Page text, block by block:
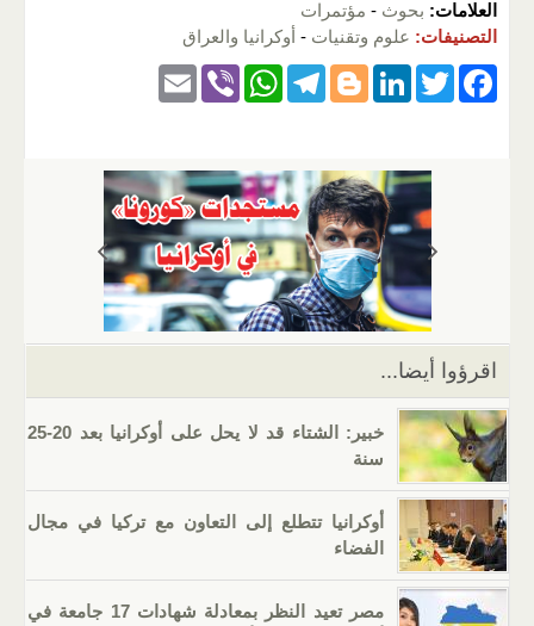
العلامات: بحوث - مؤتمرات
التصنيفات: علوم وتقنيات - أوكرانيا والعراق
F
k
T
er
Li
e
dI
n
Bl
g
er
T
gr
a
m
W
s
A
p
p
Vi
اقرؤوا أيضا...
خبير: الشتاء قد لا يحل على أوكرانيا بعد 20-25
سنة
أوكرانيا تتطلع إلى التعاون مع تركيا في مجال
الفضاء
مصر تعيد النظر بمعادلة شهادات 17 جامعة في